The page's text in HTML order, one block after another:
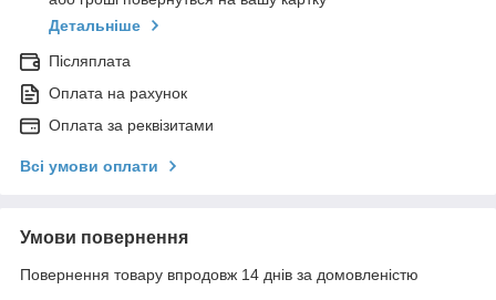
Детальніше
Післяплата
Оплата на рахунок
Оплата за реквізитами
Всі умови оплати
Умови повернення
Повернення товару впродовж 14 днів за домовленістю